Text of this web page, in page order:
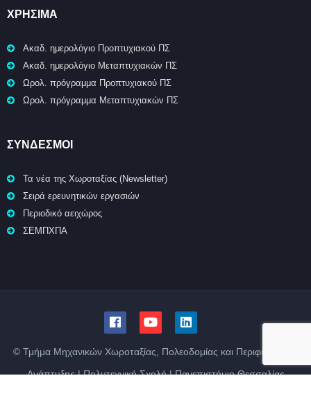
ΧΡΉΣΙΜΑ
Ακαδ. ημερολόγιο Προπτυχιακού ΠΣ
Ακαδ. ημερολόγιο Μεταπτυχιακών ΠΣ
Ωρολ. πρόγραμμα Προπτυχιακού ΠΣ
Ωρολ. πρόγραμμα Μεταπτυχιακών ΠΣ
ΣΥΝΔΕΣΜΟΙ
Τα νέα της Χωροταξίας (Newsletter)
Σειρά ερευνητικών εργασιών
Περιοδικό αειχώρος
ΣΕΜΠΧΠΑ
© Τμήμα Μηχανικών Χωροταξίας, Πολεοδομίας και Περιφερειακής
Ανάπτυξης | Πολυτεχνική Σχολή | Πανεπιστήμιο Θεσσαλίας